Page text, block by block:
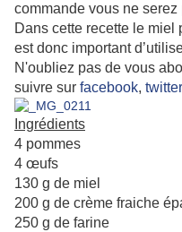
commande vous ne serez
Dans cette recette le miel
est donc important
N'oubliez pas de vous
suivre sur facebook, twitter
Ingrédients
4 pommes
4 œufs
130 g de miel
200 g de crème fraiche
250 g de farine